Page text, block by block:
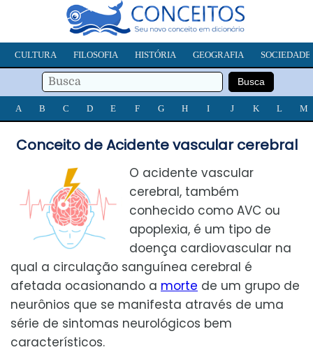
CULTURA FILOSOFIA HISTÓRIA GEOGRAFIA SOCIEDADE
A B C D E F G H I J K L M
Conceito de Acidente vascular cerebral
O acidente vascular
cerebral, também
conhecido como AVC ou
apoplexia, é um tipo de
doença cardiovascular na
qual a circulação sanguínea cerebral é
afetada ocasionando a morte de um grupo de
neurônios que se manifesta através de uma
série de sintomas neurológicos bem
característicos.